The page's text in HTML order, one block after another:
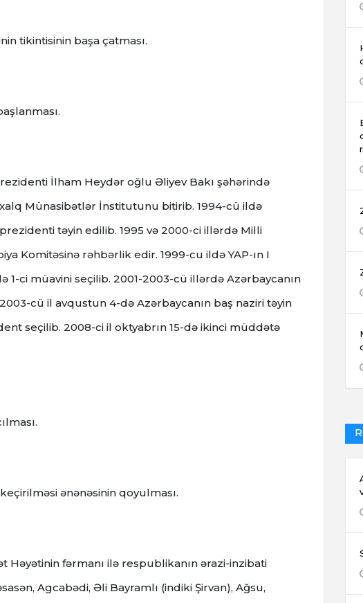
tikintisinin başa çatması.
İlham Heydər oğlu Əliyev Bakı şəhərində
Münasibətlər İnstitutunu bitirib. 1994-cü ildə
təyin edilib. 1995 və 2000-ci illərdə Milli
Komitəsinə rəhbərlik edir. 1999-cu ildə YAP-ın I
1-ci müavini seçilib. 2001-2003-cü illərdə Azərbaycanın
cü il avqustun 4-də Azərbaycanın baş naziri təyin
seçilib. 2008-ci il oktyabrın 15-də ikinci müddətə
ənənəsinin qoyulması.
Həyətinin fərmanı ilə respublikanın ərazi-inzibati
Agcabədi, Əli Bayramlı (indiki Şirvan), Ağsu,